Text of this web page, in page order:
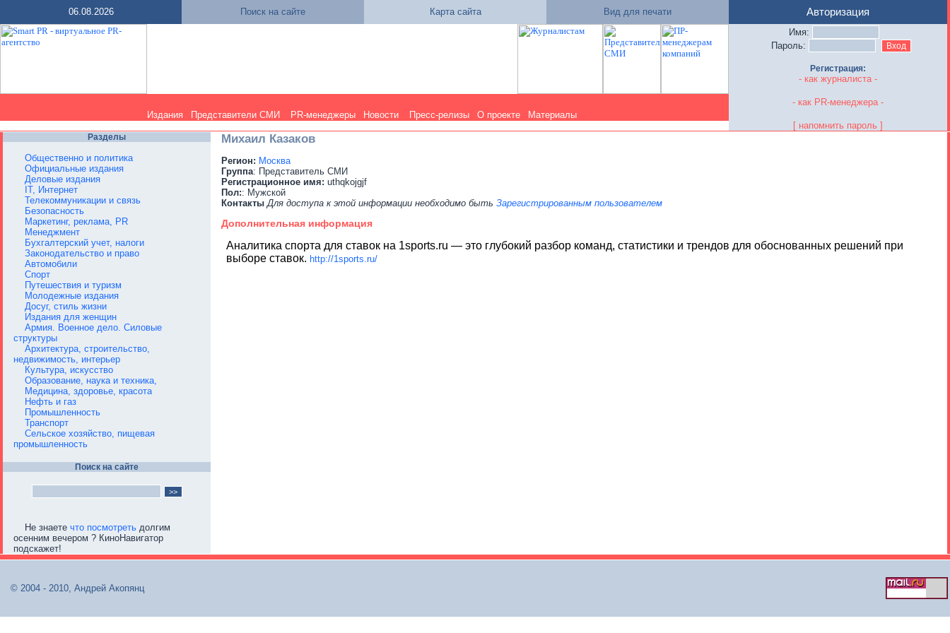
06.08.2026 Поиск на сайте Карта сайта Вид для печати
Издания Представители СМИ PR-менеджеры Новости Пресс-релизы О проекте Материалы
Авторизация
Имя:
Пароль:
Регистрация:
- как журналиста -
- как PR-менеджера -
[ напомнить пароль ]
Разделы
Общественно и политика
Официальные издания
Деловые издания
IT, Интернет
Телекоммуникации и связь
Безопасность
Маркетинг, реклама, PR
Менеджмент
Бухгалтерский учет, налоги
Законодательство и право
Автомобили
Спорт
Путешествия и туризм
Молодежные издания
Досуг, стиль жизни
Издания для женщин
Армия. Военное дело. Силовые
структуры
Архитектура, строительство,
недвижимость, интерьер
Культура, искусство
Образование, наука и техника,
Медицина, здоровье, красота
Нефть и газ
Промышленность
Транспорт
Сельское хозяйство, пищевая
промышленность
Поиск на сайте
Не знаете что посмотреть долгим
осенним вечером ? КиноНавигатор
подскажет!
Михаил Казаков
Регион: Москва
Группа: Представитель СМИ
Регистрационное имя: uthqkojgjf
Пол:: Мужской
Контакты Для доступа к этой информации необходимо быть Зарегистрированным пользователем
Дополнительная информация
Аналитика спорта для ставок на 1sports.ru — это глубокий разбор команд, статистики и трендов для обоснованных решений при
выборе ставок. http://1sports.ru/
© 2004 - 2010, Андрей Акопянц